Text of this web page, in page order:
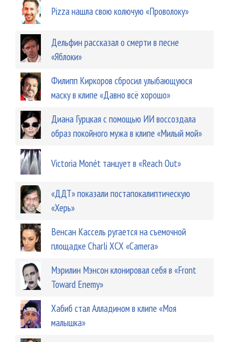
Pizza нашла свою колючую «Проволоку»
Дельфин рассказал о смерти в песне
«Яблоки»
Филипп Киркоров сбросил улыбающуюся
маску в клипе «Давно всё хорошо»
Диана Гурцкая с помощью ИИ воссоздала
образ покойного мужа в клипе «Милый мой»
Victoria Monét танцует в «Reach Out»
«ДДТ» показали постапокалиптическую
«Херь»
Венсан Кассель ругается на съемочной
площадке Charli XCX «Camera»
Мэрилин Мэнсон клонировал себя в «Front
Toward Enemy»
Хабиб стал Алладином в клипе «Моя
малышка»